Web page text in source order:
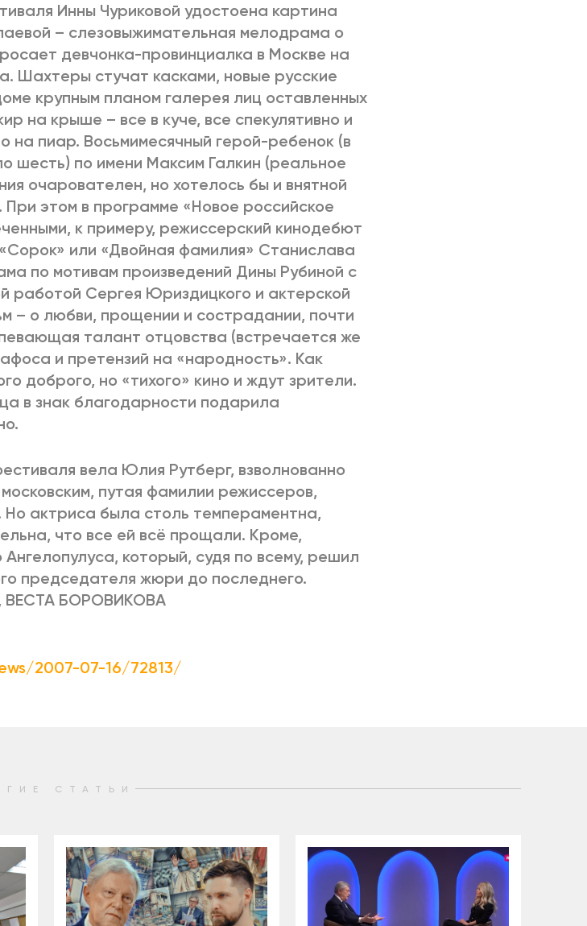
Инны Чуриковой удостоена картина
– слезовыжимательная мелодрама о
девчонка-провинциалка в Москве на
Шахтеры стучат касками, новые русские
крупным планом галерея лиц оставленных
на крыше – все в куче, все спекулятивно и
на пиар. Восьмимесячный герой-ребенок (в
шесть) по имени Максим Галкин (реальное
очарователен, но хотелось бы и внятной
При этом в программе «Новое российское
к примеру, режиссерский кинодебют
или «Двойная фамилия» Станислава
по мотивам произведений Дины Рубиной с
работой Сергея Юриздицкого и актерской
– о любви, прощении и сострадании, почти
талант отцовства (встречается же
и претензий на «народность». Как
доброго, но «тихого» кино и ждут зрители.
в знак благодарности подарила
вела Юлия Рутберг, взволнованно
путая фамилии режиссеров,
Но актриса была столь темпераментна,
что все ей всё прощали. Кроме,
который, судя по всему, решил
председателя жюри до последнего.
БОРОВИКОВА
2007-07-16/72813/
СТАТЬИ